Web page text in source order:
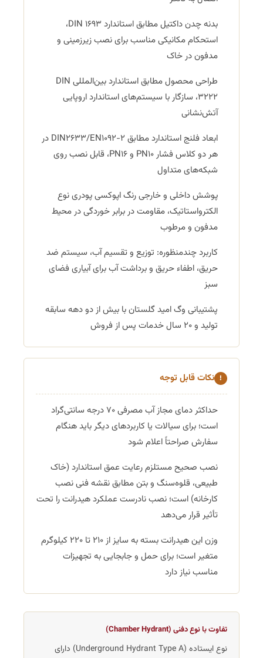
بدنه چدن داکتیل مطابق استاندارد DIN 1693،
استحکام مکانیکی مناسب برای نصب زیرزمینی و
مدفون در خاک
طراحی محصول مطابق استاندارد بین‌المللی DIN
3222، سازگار با سیستم‌های استاندارد اروپایی
آتش‌نشانی
ابعاد فلنج استاندارد مطابق DIN2633/EN1092-2 در
هر دو کلاس فشار PN10 و PN16، قابل نصب روی
شبکه‌های متداول
پوشش داخلی و خارجی رنگ اپوکسی پودری نوع
الکترواستاتیک، مقاومت در برابر خوردگی در محیط
مدفون و مرطوب
کاربرد چندمنظوره: توزیع و تقسیم آب، سیستم ضد
حریق، اطفاء حریق و برداشت آب برای آبیاری فضای
سبز
پشتیبانی وگ امید گلستان با بیش از دو دهه سابقه
تولید و ۲۰ سال خدمات پس از فروش
! نکات قابل توجه
حداکثر دمای مجاز آب مصرفی ۷۰ درجه سانتی‌گراد
است؛ برای سیالات یا کاربردهای دیگر باید هنگام
سفارش صراحتاً اعلام شود
نصب صحیح مستلزم رعایت عمق استاندارد (خاک
طبیعی، قلوه‌سنگ و بتن مطابق نقشه فنی نصب
کارخانه) است؛ نصب نادرست عملکرد هیدرانت را تحت
تأثیر قرار می‌دهد
وزن این هیدرانت بسته به سایز از ۲۱۰ تا ۲۲۰ کیلوگرم
متغیر است؛ برای حمل و جابجایی به تجهیزات
مناسب نیاز دارد
تفاوت با نوع دفنی (Chamber Hydrant)
نوع ایستاده (Underground Hydrant Type A) دارای